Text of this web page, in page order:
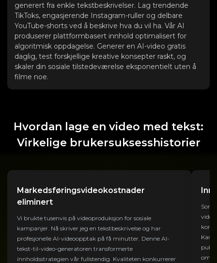
generert fra enkle tekstbeskrivelser. Lag trendende
TikToks, engasjerende Instagram-ruller og delbare
YouTube-shorts ved å beskrive hva du vil ha. Vår AI
produserer plattformbasert innhold optimalisert for
algoritmisk oppdagelse. Generer en AI-video gratis
daglig, test forskjellige kreative konsepter raskt, og
skaler din sosiale tilstedeværelse eksponentielt uten å
filme noe.
Hvordan lage en video med tekst:
Virkelige brukersuksesshistorier
Markedsføringsvideokostnader
eliminert
Vi brukte tusenvis på videoproduksjon for sosiale
kampanjer. Nå skriver jeg en tekstbeskrivelse og har
profesjonelle AI-videoopptak på få minutter. Denne AI-
tekst-til-video-generatoren transformerte
innholdsstrategien vår fullstendig. Kvaliteten konkurrerer
Som
om å